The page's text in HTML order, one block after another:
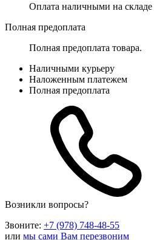
Оплата наличными на
Полная предоплата
Полная предоплата товара.
Наличными курьеру
Наложенным платежем
Полная предоплата
Возникли вопросы?
Звоните: +7 (978) 748-48-55
или мы сами Вам перезвоним